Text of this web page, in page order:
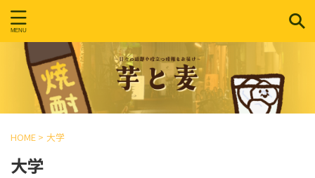
HOME > 大学
大学